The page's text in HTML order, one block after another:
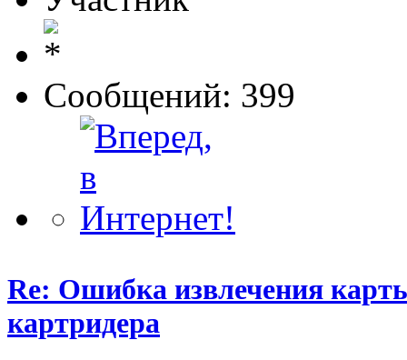
Сообщений: 399
Re: Ошибка извлечения
картридера